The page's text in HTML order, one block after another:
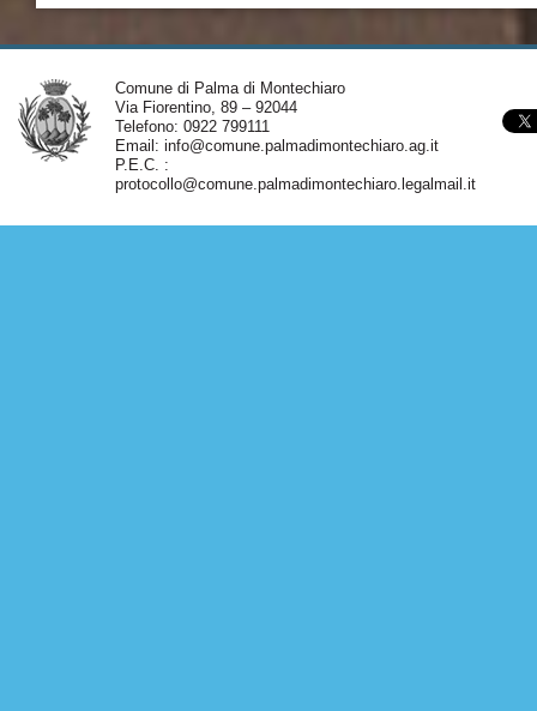
Comune di Palma di Montechiaro
Via Fiorentino, 89 – 92044
Telefono: 0922 799111
Email: info@comune.palmadimontechiaro.ag.it
P.E.C. :
protocollo@comune.palmadimontechiaro.legalmail.it